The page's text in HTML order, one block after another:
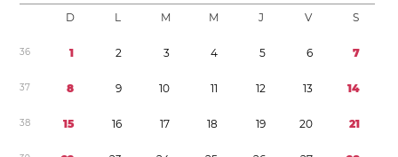
D L M M J V S
36 1 2 3 4 5 6 7
37 8 9 10 11 12 13 14
38 15 16 17 18 19 20 21